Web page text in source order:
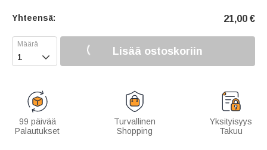
Yhteensä: 21,00 €
 Lisää ostoskoriin
99 päivää
Palautukset
Turvallinen
Shopping
Yksityisyys
Takuu